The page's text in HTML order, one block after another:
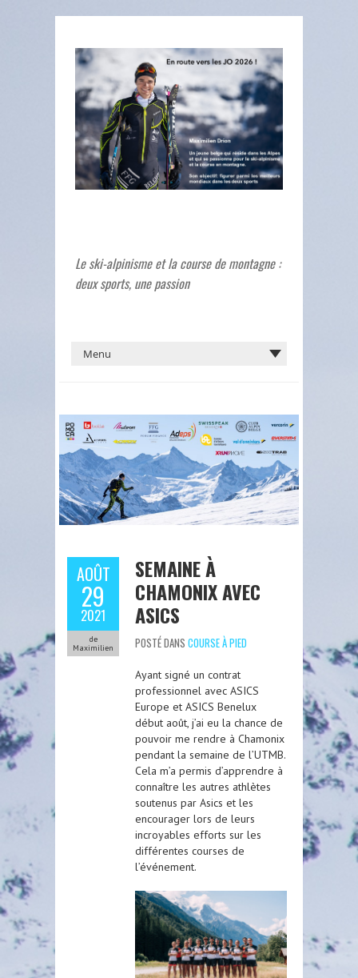
Le ski-alpinisme et la course de montagne :
deux sports, une passion
AOÛT
29
2021
de
Maximilien
SEMAINE À
CHAMONIX AVEC
ASICS
POSTÉ DANS COURSE À PIED
Ayant signé un contrat
professionnel avec ASICS
Europe et ASICS Benelux
début août, j’ai eu la chance de
pouvoir me rendre à Chamonix
pendant la semaine de l’UTMB.
Cela m’a permis d’apprendre à
connaître les autres athlètes
soutenus par Asics et les
encourager lors de leurs
incroyables efforts sur les
différentes courses de
l’événement.